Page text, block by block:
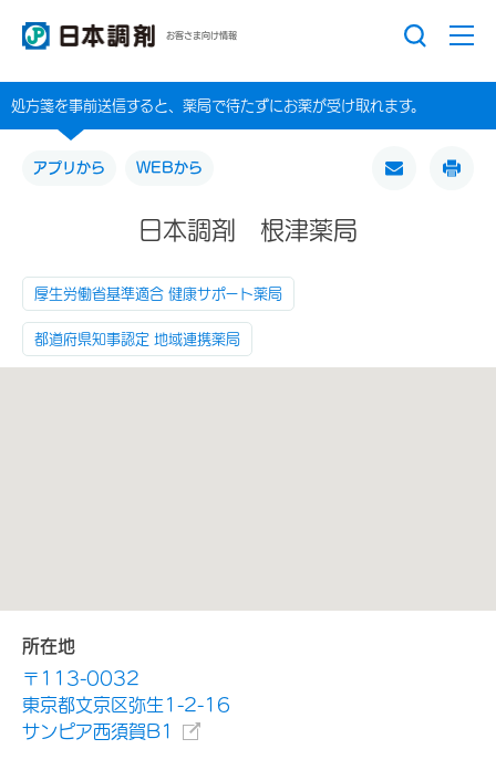
お客さま向け情報
処方箋を事前送信すると、薬局で待たずにお薬が受け取れます。
アプリから WEBから
日本調剤 根津薬局
厚生労働省基準適合 健康サポート薬局
都道府県知事認定 地域連携薬局
所在地
〒113-0032
東京都文京区弥生1-2-16
サンピア西須賀B1